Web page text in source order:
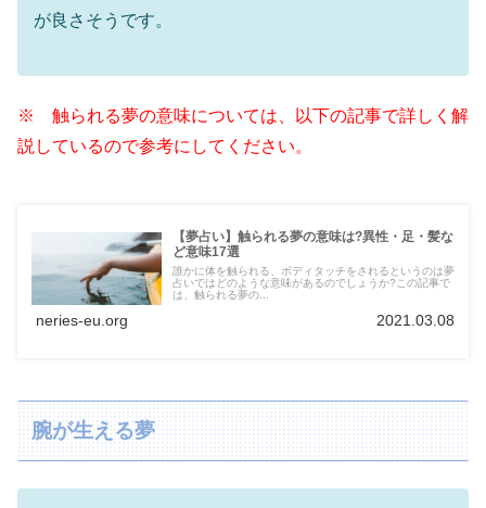
が良さそうです。
※ 触られる夢の意味については、以下の記事で詳しく解
説しているので参考にしてください。
【夢占い】触られる夢の意味は?異性・足・髪な
ど意味17選
誰かに体を触られる、ボディタッチをされるというのは夢
占いではどのような意味があるのでしょうか?この記事で
は、触られる夢の...
neries-eu.org 2021.03.08
腕が生える夢